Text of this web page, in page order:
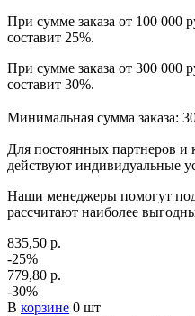
При сумме заказа от 100 000
составит 25%.
При сумме заказа от 300 000
составит 30%.
Минимальная сумма заказа:
Для постоянных партнеров
действуют индивидуальные
Наши менеджеры помогут
рассчитают наиболее
835,50 р.
-25%
779,80 р.
-30%
В корзине 0 шт